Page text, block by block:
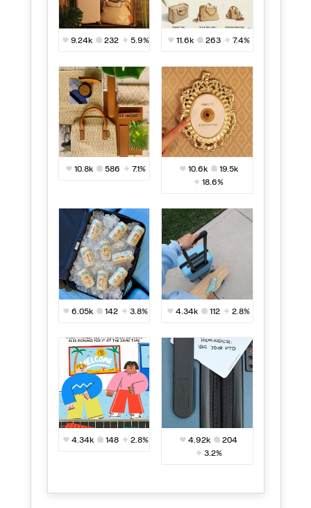
9.24k 232 5.9% 11.6k 263 7.4%
10.8k 586 7.1% 10.6k
19.5k
18.6%
6.05k 142 3.8% 4.34k 112 2.8%
4.34k 148 2.8% 4.92k
204
3.2%